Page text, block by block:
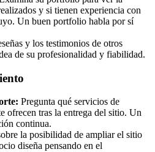
y si tienen experiencia con
Un buen portfolio habla por sí
y los testimonios de otros
de su profesionalidad y fiabilidad.
Pregunta qué servicios de
ofrecen tras la entrega del sitio. Un
continua.
la posibilidad de ampliar el sitio
diseña pensando en el